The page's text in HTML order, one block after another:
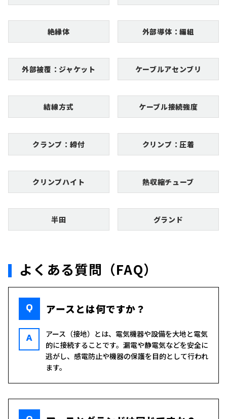
絶縁体 外部導体：編組
外部被覆：ジャケット ケーブルアセンブリ
結線方式 ケーブル接続強度
クランプ：締付 クリンプ：圧着
クリンプハイト 熱収縮チューブ
半田 グランド
よくある質問（FAQ）
Q アースとは何ですか？
A
アース（接地）とは、電気機器や設備を大地と電気
的に接続することです。漏電や静電気などを安全に
逃がし、感電防止や機器の保護を目的として行われ
ます。